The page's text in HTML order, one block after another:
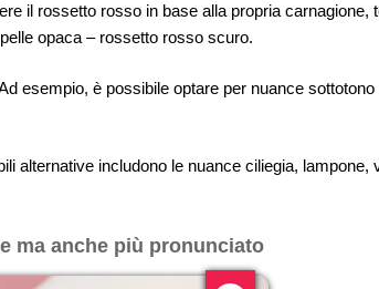
il rossetto rosso in base alla propria carnagione,
opaca – rossetto rosso scuro.
esempio, è possibile optare per nuance
alternative includono le nuance ciliegia, lampone,
ma anche più pronunciato